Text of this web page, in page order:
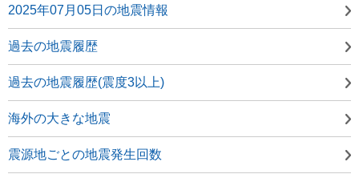
2025年07月05日の地震情報
過去の地震履歴
過去の地震履歴(震度3以上)
海外の大きな地震
震源地ごとの地震発生回数